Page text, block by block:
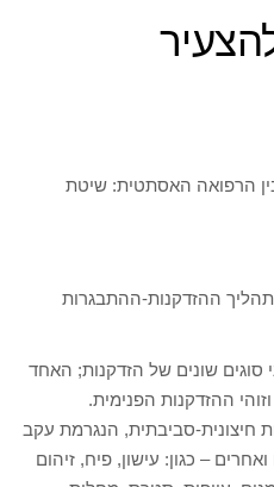
הרפואה האסתטית: שיטת
ההזדקנות-ההתבגרות
שונים של הזדקנות; האחד
ההזדקנות הפנימית.
חיצונית-סביבתית, הנגרמת עקב
– כגון: עישון, פיח, זיהום